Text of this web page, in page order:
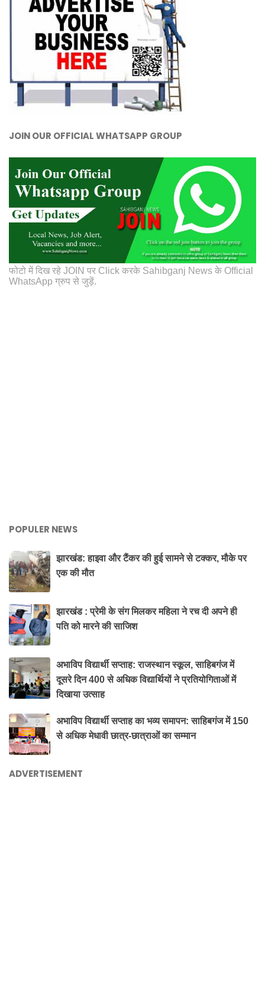
JOIN OUR OFFICIAL WHATSAPP GROUP
फोटो में दिख रहे JOIN पर Click करके Sahibganj News के Official
WhatsApp ग्रुप से जुड़ें.
POPULER NEWS
झारखंड: हाइवा और टैंकर की हुई सामने से टक्कर, मौके पर
एक की मौत
झारखंड : प्रेमी के संग मिलकर महिला ने रच दी अपने ही
पति को मारने की साजिश
अभाविप विद्यार्थी सप्ताह: राजस्थान स्कूल, साहिबगंज में
दूसरे दिन 400 से अधिक विद्यार्थियों ने प्रतियोगिताओं में
दिखाया उत्साह
अभाविप विद्यार्थी सप्ताह का भव्य समापन: साहिबगंज में 150
से अधिक मेधावी छात्र-छात्राओं का सम्मान
ADVERTISEMENT